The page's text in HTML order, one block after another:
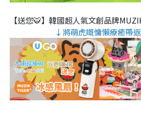
【送您🐯】韓國超人氣文創品牌
↓將萌虎嘅慵懶療癒帶